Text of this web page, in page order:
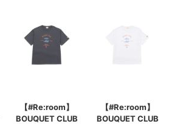
【#Re:room】
BOUQUET CLUB
【#Re:room】
BOUQUET CLUB